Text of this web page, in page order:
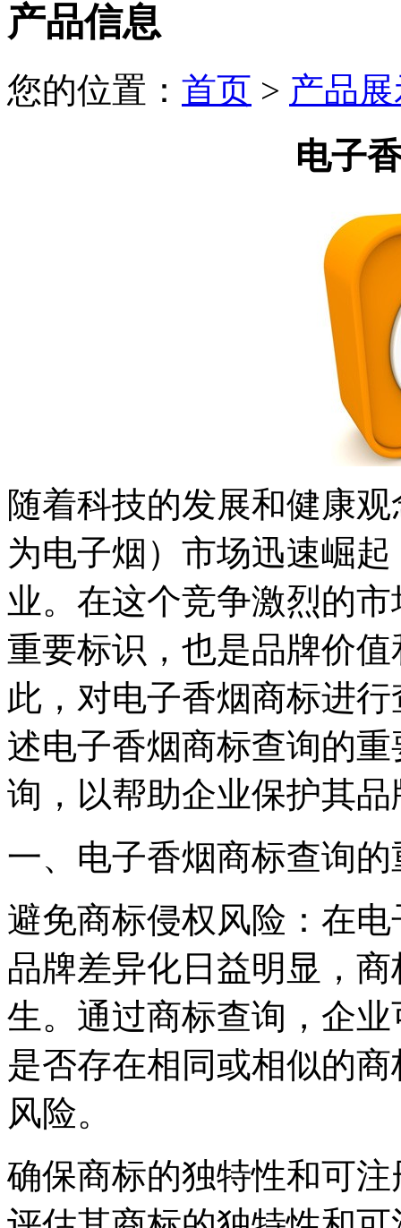
产品信息
您的位置： 首页 > 产品
电子
随着科技的发展和健康
为电子烟）市场迅速崛
业。在这个竞争激烈的
重要标识，也是品牌价
此，对电子香烟商标进
述电子香烟商标查询的
询，以帮助企业保护其
一、电子香烟商标查询的
避免商标侵权风险：在
品牌差异化日益明显，
生。通过商标查询，企
是否存在相同或相似的
风险。
确保商标的独特性和可